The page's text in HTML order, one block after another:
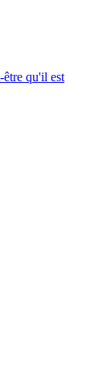
qu'il est